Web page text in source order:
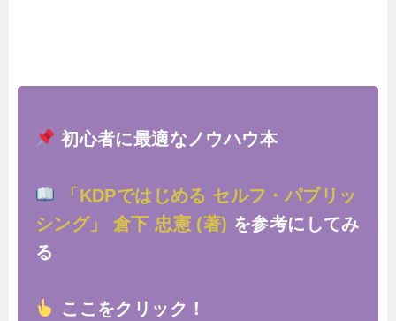
初心者に最適なノウハウ本
「KDPではじめる セルフ・パブリッ
シング」 倉下 忠憲 (著) を参考にしてみ
る
ここをクリック！